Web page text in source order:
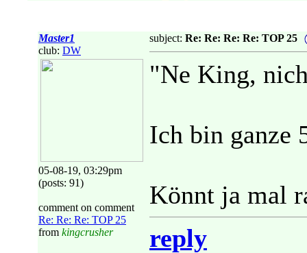
Master1
club: DW
05-08-19, 03:29pm
(posts: 91)
comment on comment
Re: Re: Re: TOP 25
from kingcrusher
subject: Re: Re: Re: Re: TOP 25
"Ne King,
Ich bin ganze
Könnt ja mal
reply